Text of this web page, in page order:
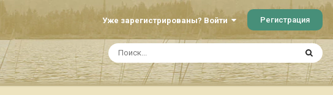
Уже зарегистрированы? Войти Регистрация